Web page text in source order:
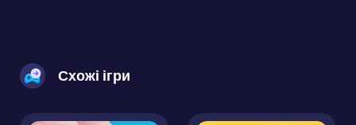
Схожі ігри